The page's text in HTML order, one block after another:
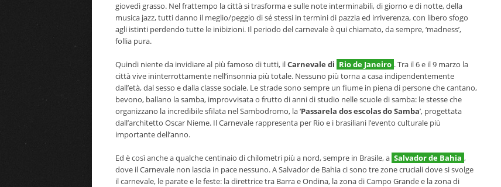
giovedì grasso. Nel frattempo la città si trasforma e sulle note interminabili, di giorno e di notte, della
musica jazz, tutti danno il meglio/peggio di sé stessi in termini di pazzia ed irriverenza, con libero sfogo
agli istinti perdendo tutte le inibizioni. Il periodo del carnevale è qui chiamato, da sempre, ‘madness’,
follia pura.
Quindi niente da invidiare al più famoso di tutti, ilCarnevale di Rio de Janeiro . Tra il 6 e il 9 marzo la
città vive ininterrottamente nell’insonnia più totale. Nessuno più torna a casa indipendentemente
dall’età, dal sesso e dalla classe sociale. Le strade sono sempre un fiume in piena di persone che cantano,
bevono, ballano la samba, improvvisata o frutto di anni di studio nelle scuole di samba: le stesse che
organizzano la incredibile sfilata nel Sambodromo, la ‘Passarela dos escolas do Samba’, progettata
dall’architetto Oscar Nieme. Il Carnevale rappresenta per Rio e i brasiliani l’evento culturale più
importante dell’anno.
Ed è così anche a qualche centinaio di chilometri più a nord, sempre in Brasile, a Salvador de Bahia ,
dove il Carnevale non lascia in pace nessuno. A Salvador de Bahia ci sono tre zone cruciali dove si svolge
il carnevale, le parate e le feste: la direttrice tra Barra e Ondina, la zona di Campo Grande e la zona di